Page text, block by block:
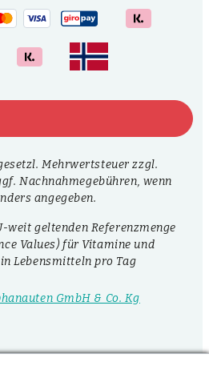
Mehrwertsteuer zzgl.
Nachnahmegebühren, wenn
angegeben.
weit geltenden Referenzmenge
Values) für Vitamine und
Lebensmitteln pro Tag